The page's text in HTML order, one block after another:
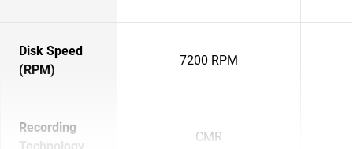
Disk Speed
(RPM)
7200 RPM
Recording
CMR